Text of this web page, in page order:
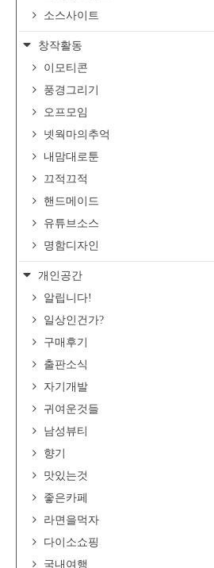
소스사이트
창작활동
이모티콘
풍경그리기
오프모임
넷웍마의추억
내맘대로툰
끄적끄적
핸드메이드
유튜브소스
명함디자인
개인공간
알립니다!
일상인건가?
구매후기
출판소식
자기개발
귀여운것들
남성뷰티
향기
맛있는것
좋은카페
라면을먹자
다이소쇼핑
국내여행